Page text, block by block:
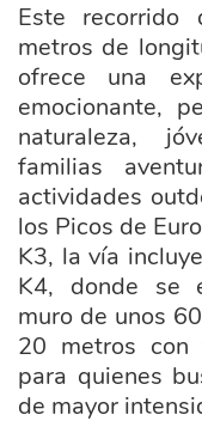
Este recorrido
metros de
ofrece una
emocionante,
naturaleza,
familias
actividades
los Picos de
K3, la vía
K4, donde se
muro de unos
20 metros con
para quienes
de mayor